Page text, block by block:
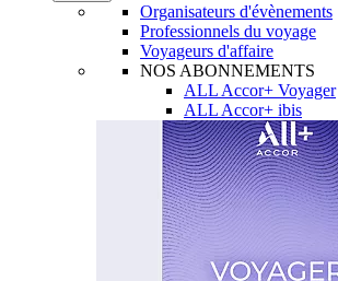
Organisateurs d'évènements
Professionnels du voyage
Voyageurs d'affaire
NOS ABONNEMENTS
ALL Accor+ Voyager
ALL Accor+ ibis